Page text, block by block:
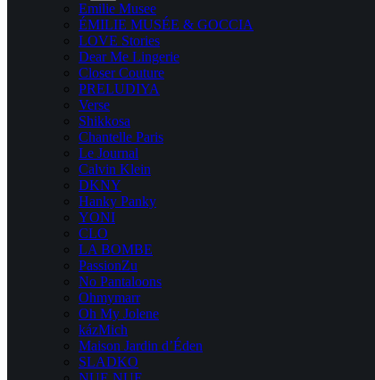
Emilie Musee
ÉMILIE MUSÉE & GOCCIA
LOVE Stories
Dear Me Lingerie
Closer Couture
PRELUDIYA
Verse
Shikkosa
Chantelle Paris
Le Journal
Calvin Klein
DKNY
Hanky Panky
YONI
CLO
LA BOMBE
PassionZu
No Pantaloons
Ohmymarr
Oh My Jolene
kázMich
Maison Jardin d’Éden
SLADKO